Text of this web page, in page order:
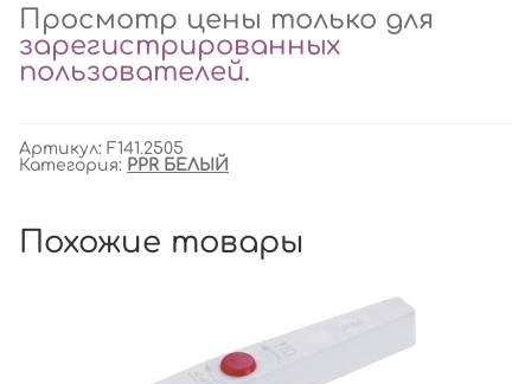
Просмотр цены только для
зарегистрированных
пользователей.
Артикул: F141.2505
Категория: PPR БЕЛЫЙ
Похожие товары